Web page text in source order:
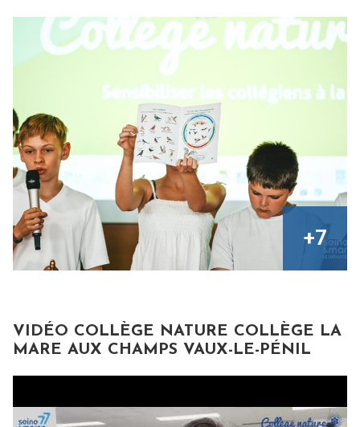
VIDÉO COLLÈGE NATURE COLLÈGE LA
MARE AUX CHAMPS VAUX-LE-PÉNIL